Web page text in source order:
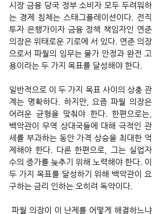
시장 금융 당국 정부 소비자 모두 두려워하
는 경제 침체는 스태그플레이션이다. 전직
투자 은행가이자 금융 정책 책임자인 연준
의장은 위태로운 기로에 서 있다. 연준 의장
으로서 파월의 임무는 물가 안정과 완전 고
용이라는 두 가지 목표를 달성해야 한다.
일반적으로 이 두 가지 목표 사이의 상충 관
계는 명확하다. 하지만, 요즘 파월 의장은
어려운 균형을 맞춰야 한다. 한편으로는,
백악관이 무역 상대국들에 대해 극적인 관
세를 부과하는 동안 가격 상승을 최대한 억
제해야 한다. 다른 한편으로, 그는 실업자
수의 증가를 늦추기 위해 노력해야 한다. 이
두 가지 목표를 달성하기 위해 백악관이 요
구하는 금리 인하는 오히려 독약이다.